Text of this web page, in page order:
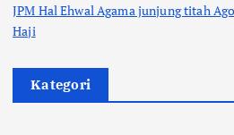
JPM Hal Ehwal Agama junjung titah
Haji
Kategori